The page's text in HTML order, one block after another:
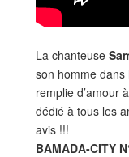
La chanteuse
son homme
remplie d’amour
dédié à tous les
avis !!!
BAMADA-CITY